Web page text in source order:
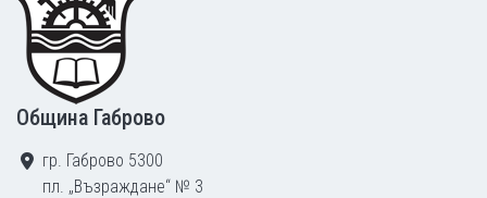
Община Габрово
гр. Габрово 5300
пл. „Възраждане“ № 3